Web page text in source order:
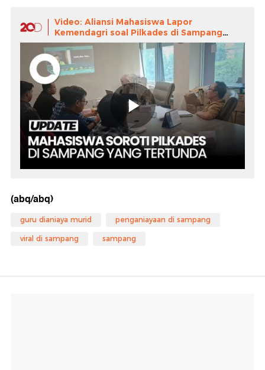
Video: Aliansi Mahasiswa Lapor
Kemendagri soal Pilkades di Sampang
yang Tertunda
(abq/abq)
guru dianiaya murid penganiayaan di sampang
viral di sampang sampang